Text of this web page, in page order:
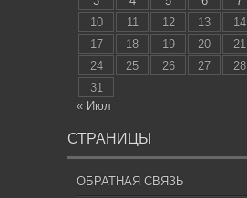
10
11 12 13 14
17
18 19 20 21
24
25 26 27 28
31
« Июл
СТРАНИЦЫ
ОБРАТНАЯ СВЯЗЬ